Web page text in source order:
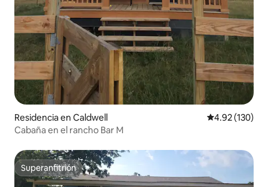
Residencia en Caldwell Calificación
4.92 (130)
Cabaña en el rancho Bar M
Superanfitrión
Superanfitrión